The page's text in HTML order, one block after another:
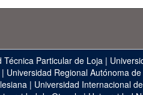
Técnica Particular de Loja |
| Universidad Regional Autónoma
| Universidad Internacional